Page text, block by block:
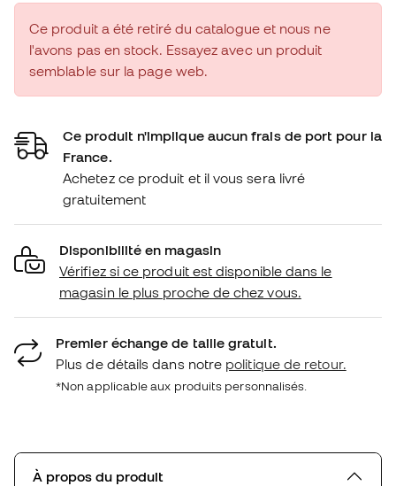
Ce produit a été retiré du catalogue et nous ne
l'avons pas en stock. Essayez avec un produit
semblable sur la page web.
Ce produit n'implique aucun frais de port pour la
France.
Achetez ce produit et il vous sera livré
gratuitement
Disponibilité en magasin
Vérifiez si ce produit est disponible dans le
magasin le plus proche de chez vous.
Premier échange de taille gratuit.
Plus de détails dans notre politique de retour.
*Non applicable aux produits personnalisés.
À propos du produit